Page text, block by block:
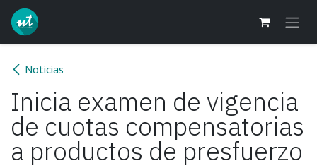
Ir al contenido
Noticias
Inicia examen de vigencia
de cuotas compensatorias
a productos de presfuerzo